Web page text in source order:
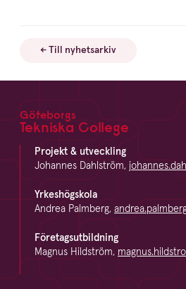
← Till nyhetsarkiv
Footer
Göteborgs
Tekniska College
Projekt & utveckling
Johannes Dahlström,
Yrkeshögskola
Andrea Palmberg,
Företagsutbildning
Magnus Hildström,